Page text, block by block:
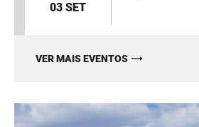
03 SET
VER MAIS EVENTOS